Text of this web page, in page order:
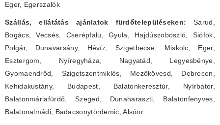
Eger, Egerszalók
Szállás, ellátátás ajánlatok fürdőtelepüléseken:Sarud,
Bogács, Vecsés, Cserépfalu, Gyula, Hajdúszoboszló, Siófok,
Polgár, Dunavarsány, Hévíz, Szigetbecse, Miskolc, Eger,
Esztergom, Nyíregyháza, Nagyatád, Legyesbénye,
Gyomaendrőd, Szigetszentmiklós, Mezőkövesd, Debrecen,
Kehidakustány, Budapest, Balatonkeresztúr, Nyírbátor,
Balatonmáriafürdő, Szeged, Dunaharaszti, Balatonfenyves,
Balatonalmádi, Badacsonytördemic, Alsóör